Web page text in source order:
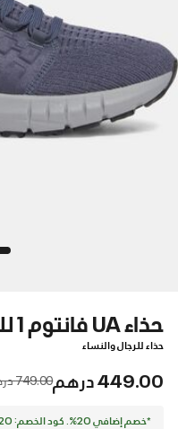
حذاء UA فانتوم 1 للرجال
حذاء للرجال والنساء
449.00 درهم from
749.00 درهم
*خصم إضافي 20%. كود الخصم: EXTRA20